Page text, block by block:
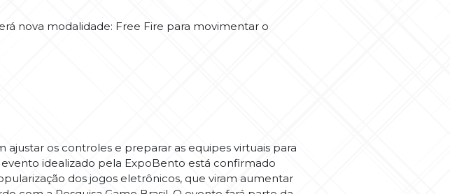
modalidade: Free Fire para movimentar o
os controles e preparar as equipes virtuais para
idealizado pela ExpoBento está confirmado
dos jogos eletrônicos, que viram aumentar